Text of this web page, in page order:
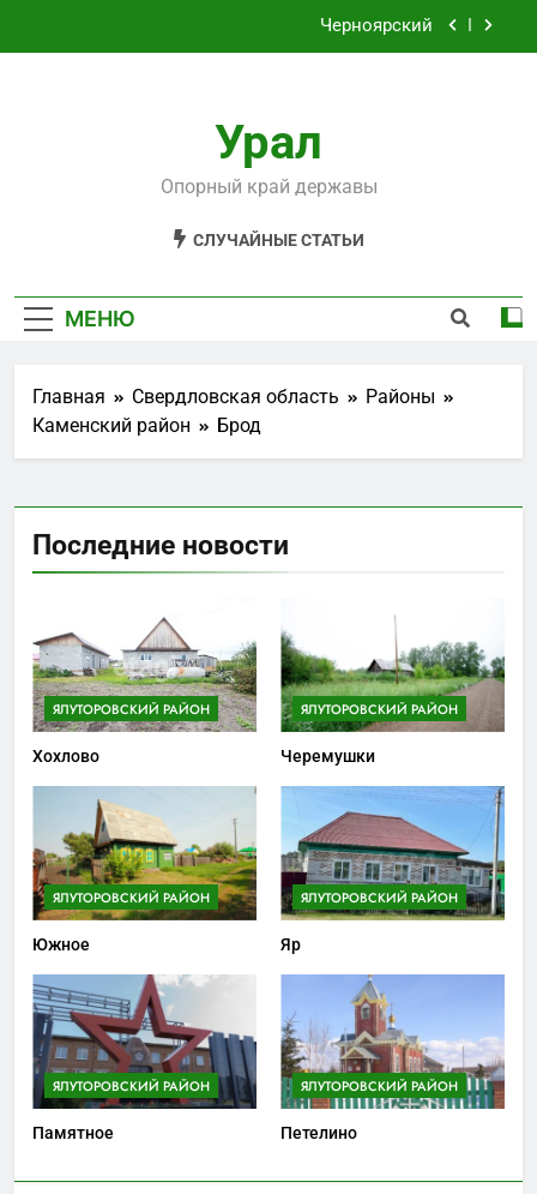
Черноярский
Староуткинск
Черноярский
Урал
Опорный край державы
СЛУЧАЙНЫЕ СТАТЬИ
МЕНЮ
Главная Свердловская область
Районы
Каменский район
Брод
Последние новости
ЯЛУТОРОВСКИЙ РАЙОН
Хохлово
ЯЛУТОРОВСКИЙ РАЙОН
Черемушки
ЯЛУТОРОВСКИЙ РАЙОН
Южное
ЯЛУТОРОВСКИЙ РАЙОН
Яр
ЯЛУТОРОВСКИЙ РАЙОН
Памятное
ЯЛУТОРОВСКИЙ РАЙОН
Петелино